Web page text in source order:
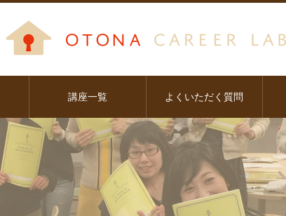
講座一覧 よくいただく質問